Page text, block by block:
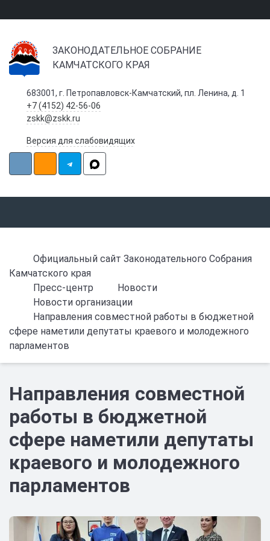
ЗАКОНОДАТЕЛЬНОЕ СОБРАНИЕ
КАМЧАТСКОГО КРАЯ
683001, г. Петропавловск-Камчатский, пл. Ленина, д. 1
+7 (4152) 42-56-06
zskk@zskk.ru
Версия для слабовидящих
Официальный сайт Законодательного Собрания
Камчатского края
Пресс-центр
Новости
Новости организации
Направления совместной работы в бюджетной
сфере наметили депутаты краевого и молодежного
парламентов
Направления совместной
работы в бюджетной
сфере наметили депутаты
краевого и молодежного
парламентов